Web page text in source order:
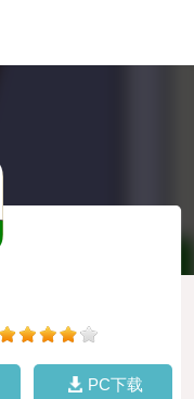
PC下载